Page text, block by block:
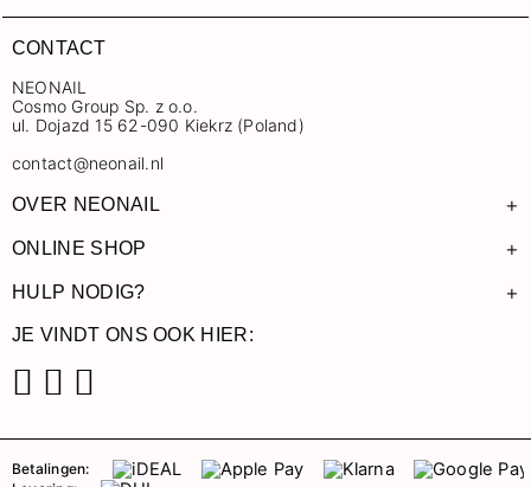
CONTACT
NEONAIL
Cosmo Group Sp. z o.o.
ul. Dojazd 15 62-090 Kiekrz (Poland)
contact@neonail.nl
OVER NEONAIL +
ONLINE SHOP +
HULP NODIG? +
JE VINDT ONS OOK HIER:
Betalingen: